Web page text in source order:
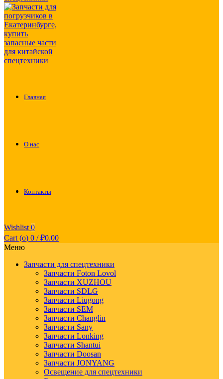
Главная
О нас
Контакты
Wishlist 0
Cart (o) 0 / ₽0.00
Меню
Запчасти для спецтехники
Запчасти Foton Lovol
Запчасти XUZHOU
Запчасти SDLG
Запчасти Liugong
Запчасти SEM
Запчасти Changlin
Запчасти Sany
Запчасти Lonking
Запчасти Shantui
Запчасти Doosan
Запчасти JONYANG
Освещение для спецтехники